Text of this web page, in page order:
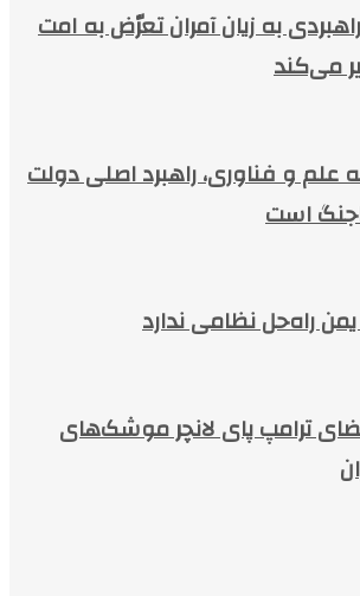
به زیان آمران تعرّض به امت
می‌کند
و فناوری، راهبرد اصلی دولت
است
راه‌حل نظامی ندارد
ترامپ پای لانچر موشک‌های